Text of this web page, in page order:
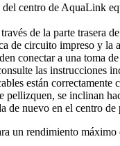
del centro de AquaLink
de la parte trasera
de circuito impreso y la
conectar a una toma
las instrucciones
están
pellizquen, se inclinan
de nuevo en el centro de
un rendimiento máximo